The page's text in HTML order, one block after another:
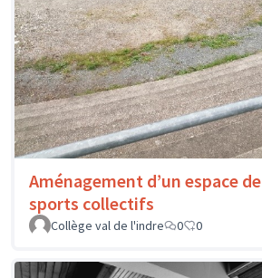
Aménagement d’un espace de
sports collectifs
Collège val de l'indre
0 0